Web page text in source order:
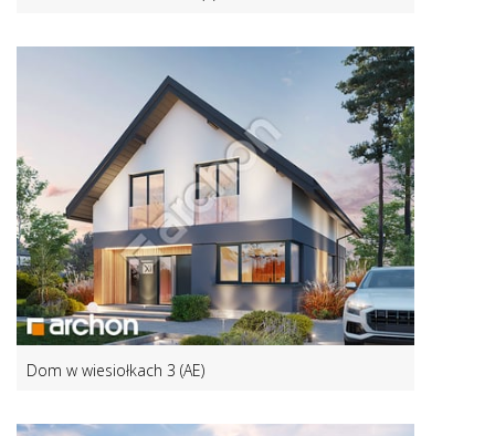
Dom w wiesiołkach 3 (AE)